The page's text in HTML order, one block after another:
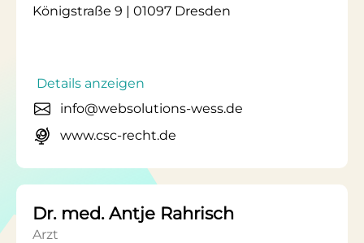
Königstraße 9 | 01097 Dresden
Details anzeigen
info@websolutions-wess.de
www.csc-recht.de
Dr. med. Antje Rahrisch
Arzt